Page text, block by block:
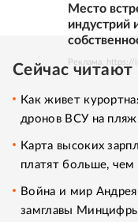
Место
индустрий
Реклама. https://
Сейчас читают
Как живет
дронов ВСУ на
Карта высоких
платят больше, чем
Война и мир
замглавы